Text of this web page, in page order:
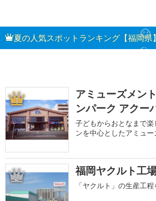
夏の人気スポットランキング【福岡県】
1
アミューズメン
ンパーク アクー
子どもからおとなまで
ンを中心としたアミュ
2 福岡ヤクルト工
「ヤクルト」の生産工